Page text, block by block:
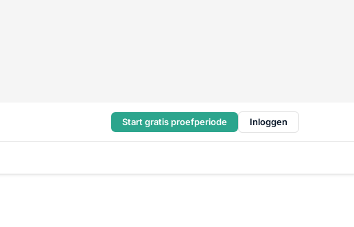
Start gratis proefperiode Inloggen